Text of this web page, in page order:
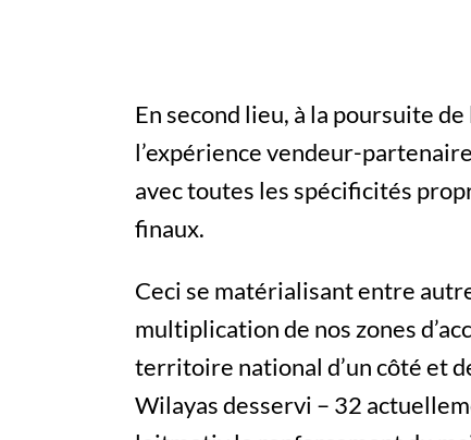
En second lieu, à la poursuite
l’expérience vendeur-
avec toutes les spécificités
finaux.
Ceci se matérialisant entre
multiplication de nos zones
territoire national d’un côté et
Wilayas desservi – 32